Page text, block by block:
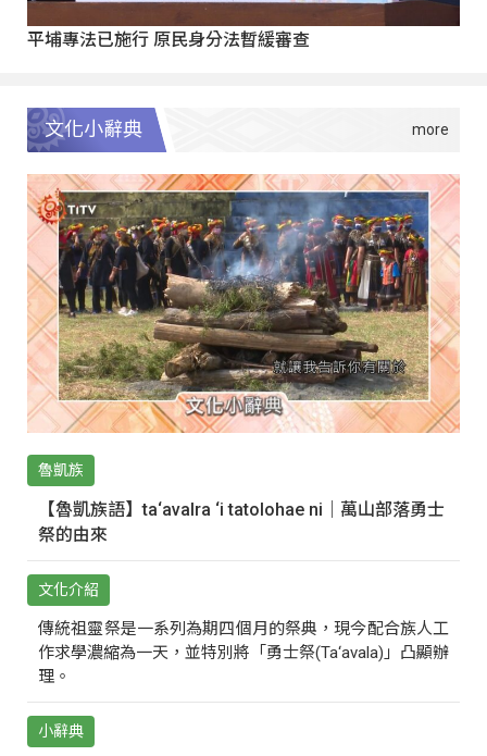
平埔專法已施行 原民身分法暫緩審查
文化小辭典
魯凱族
【魯凱族語】ta‘avalra ‘i tatolohae ni｜萬山部落勇士
祭的由來
文化介紹
傳統祖靈祭是一系列為期四個月的祭典，現今配合族人工
作求學濃縮為一天，並特別將「勇士祭(Ta‘avala)」凸顯辦
理。
小辭典